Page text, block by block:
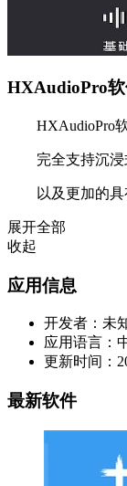
HXAudioPro软
HXAudioPro软
完全支持沉浸
以及更加的具
展开全部
收起
应用信息
开发者： 未
应用语言：
更新时间：
最新软件